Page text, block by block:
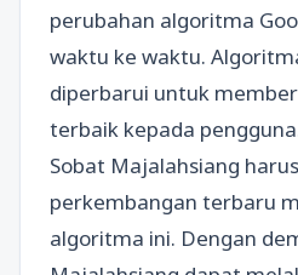
perubahan algoritma
waktu ke waktu.
diperbarui untuk
terbaik kepada
Sobat Majalahsiang
perkembangan terbaru
algoritma ini. Dengan